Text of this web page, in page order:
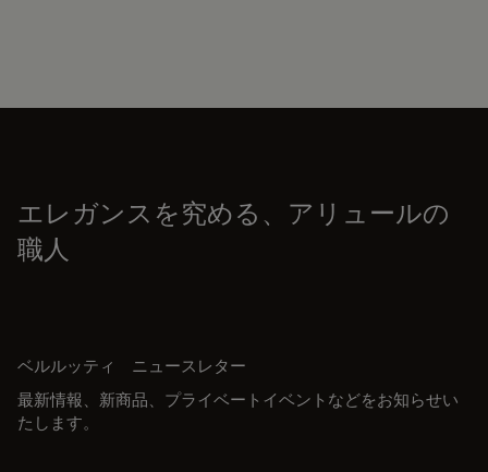
エレガンスを究める、アリュールの
職人
ベルルッティ ニュースレター
最新情報、新商品、プライベートイベントなどをお知らせい
たします。